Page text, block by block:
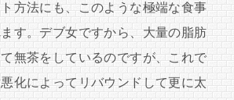
方法にも、このような極端な食事
す。デブ女ですから、大量の脂肪
無茶をしているのですが、これで
化によってリバウンドして更に太